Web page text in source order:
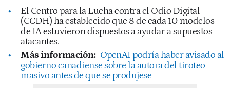
El Centro para la Lucha contra el Odio Digital
(CCDH) ha establecido que 8 de cada 10 modelos
de IA estuvieron dispuestos a ayudar a supuestos
atacantes.
Más información: OpenAI podría haber avisado al
gobierno canadiense sobre la autora del tiroteo
masivo antes de que se produjese